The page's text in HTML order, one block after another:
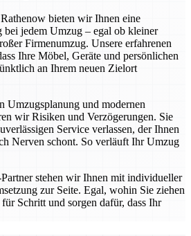
bieten wir Ihnen eine
bei jedem Umzug – egal ob kleiner
Firmenumzug. Unsere erfahrenen
Ihre Möbel, Geräte und persönlichen
an Ihrem neuen Zielort
Umzugsplanung und modernen
wir Risiken und Verzögerungen. Sie
Service verlassen, der Ihnen
Nerven schont. So verläuft Ihr Umzug
stehen wir Ihnen mit individueller
zur Seite. Egal, wohin Sie ziehen
Schritt und sorgen dafür, dass Ihr